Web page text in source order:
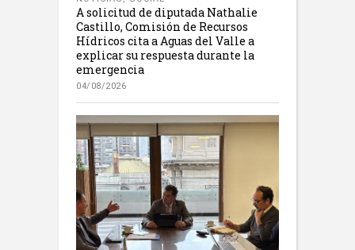
A solicitud de diputada Nathalie
Castillo, Comisión de Recursos
Hídricos cita a Aguas del Valle a
explicar su respuesta durante la
emergencia
04/08/2026